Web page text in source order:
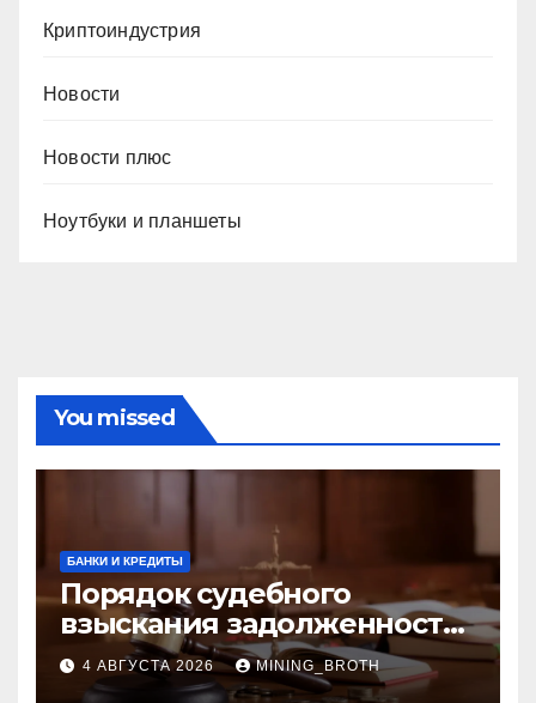
Криптоиндустрия
Новости
Новости плюс
Ноутбуки и планшеты
You missed
БАНКИ И КРЕДИТЫ
Порядок судебного
взыскания задолженности:
ключевые стадии и
нюансы
4 АВГУСТА 2026 MINING_BROTH